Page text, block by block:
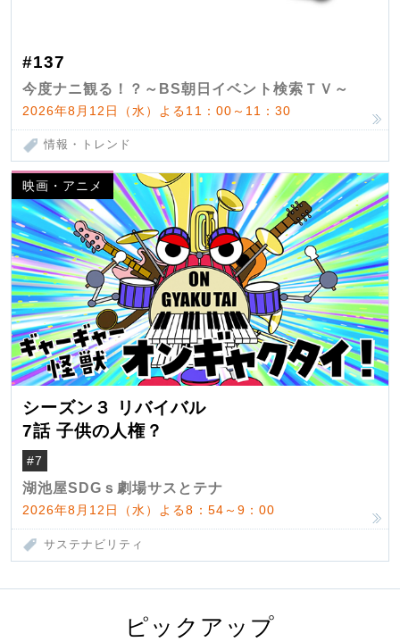
#137
今度ナニ観る！？～BS朝日イベント検索ＴＶ～
2026年8月12日（水）よる11：00～11：30
情報・トレンド
映画・アニメ
シーズン３ リバイバル
7話 子供の人権？
#7
湖池屋SDGｓ劇場サスとテナ
2026年8月12日（水）よる8：54～9：00
サステナビリティ
ピックアップ